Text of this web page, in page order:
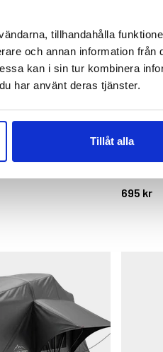
tillhandahålla
och annan information från
kan i sin tur kombinera
har använt deras tjänster.
Tillåt alla
BRED
695 kr